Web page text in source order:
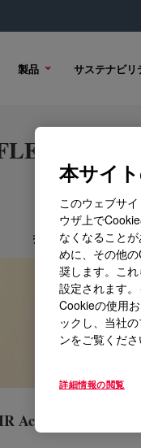
製品 サステナビリ
-CIR
技術資料
Foam
本サイ
このウェブサ
ウザ上で
なくなること
めに、その他
奨します。こ
設定されます
Cookieの使用
ックし、当社
ンをご覧くださ
詳細情報の閲覧